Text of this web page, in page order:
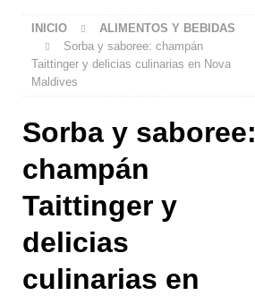
Maldives
prepara el
música en
INICIO
ALIMENTOS Y BEBIDAS
Sorba y saboree: champán
Taittinger y delicias culinarias en Nova
Maldives
Sorba y saboree:
champán
Taittinger y
delicias
culinarias en